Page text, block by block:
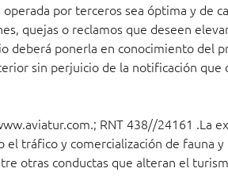
por terceros sea óptima y de
quejas o reclamos que deseen
deberá ponerla en conocimiento del
sin perjuicio de la notificación que
RNT 438//24161 .La
tráfico y comercialización de fauna
otras conductas que alteran el